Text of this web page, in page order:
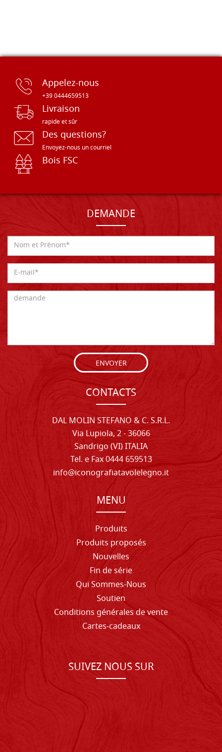
Appelez-nous
+39 0444659513
Livraison
rapide et sûr
Des questions?
Envoyez-nous un courriel
Bois FSC
DEMANDE
ENVOYER
CONTACTS
DAL MOLIN STEFANO & C. S.R.L.
Via Lupiola, 2 - 36066
Sandrigo (VI) ITALIA
Tel. e Fax 0444 659513
info@iconografiatavolelegno.it
MENU
Produits
Produits proposés
Nouvelles
Fin de série
Qui Sommes-Nous
Soutien
Conditions générales de vente
Cartes-cadeaux
SUIVEZ NOUS SUR